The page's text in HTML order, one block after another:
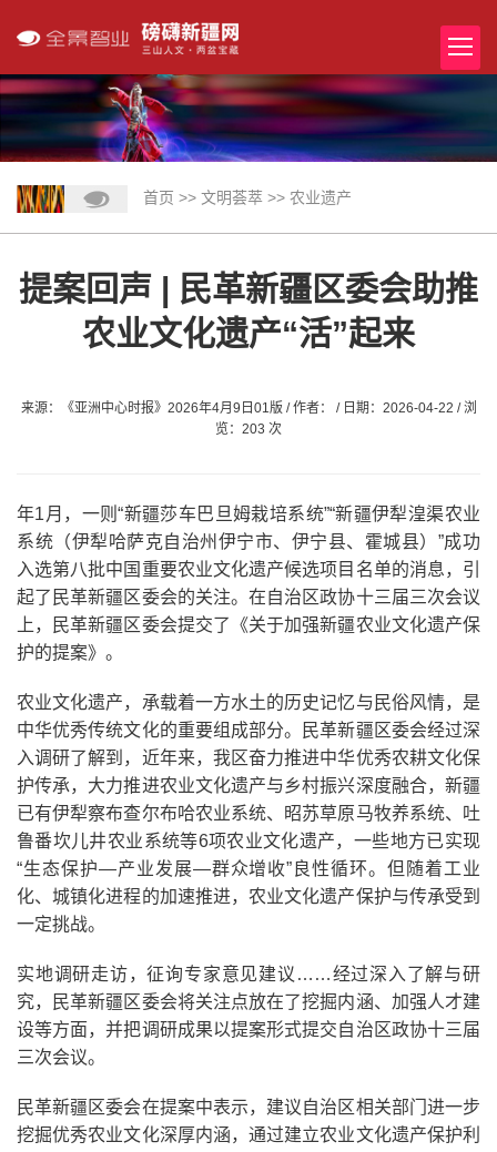
首页 >> 文明荟萃 >> 农业遗产
提案回声 | 民革新疆区委会助推
农业文化遗产“活”起来
来源：《亚洲中心时报》2026年4月9日01版 / 作者： / 日期：2026-04-22 / 浏
览：203 次
年1月，一则“新疆莎车巴旦姆栽培系统”“新疆伊犁湟渠农业
系统（伊犁哈萨克自治州伊宁市、伊宁县、霍城县）”成功
入选第八批中国重要农业文化遗产候选项目名单的消息，引
起了民革新疆区委会的关注。在自治区政协十三届三次会议
上，民革新疆区委会提交了《关于加强新疆农业文化遗产保
护的提案》。
农业文化遗产，承载着一方水土的历史记忆与民俗风情，是
中华优秀传统文化的重要组成部分。民革新疆区委会经过深
入调研了解到，近年来，我区奋力推进中华优秀农耕文化保
护传承，大力推进农业文化遗产与乡村振兴深度融合，新疆
已有伊犁察布查尔布哈农业系统、昭苏草原马牧养系统、吐
鲁番坎儿井农业系统等6项农业文化遗产，一些地方已实现
“生态保护—产业发展—群众增收”良性循环。但随着工业
化、城镇化进程的加速推进，农业文化遗产保护与传承受到
一定挑战。
实地调研走访，征询专家意见建议……经过深入了解与研
究，民革新疆区委会将关注点放在了挖掘内涵、加强人才建
设等方面，并把调研成果以提案形式提交自治区政协十三届
三次会议。
民革新疆区委会在提案中表示，建议自治区相关部门进一步
挖掘优秀农业文化深厚内涵，通过建立农业文化遗产保护利